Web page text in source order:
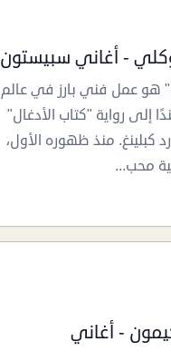
- أغاني سبيستون
هو عمل فني بارز في عالم
إلى رواية "كتاب الأدغال"
كبلينغ. منذ ظهوره الأول،
محب...
- أغاني